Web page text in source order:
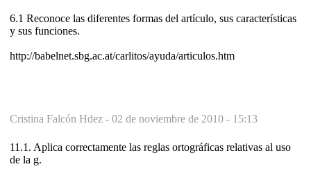
6.1 Reconoce las diferentes formas del artículo, sus características
y sus funciones.
http://babelnet.sbg.ac.at/carlitos/ayuda/articulos.htm
Cristina Falcón Hdez - 02 de noviembre de 2010 - 15:13
11.1. Aplica correctamente las reglas ortográficas relativas al uso
de la g.